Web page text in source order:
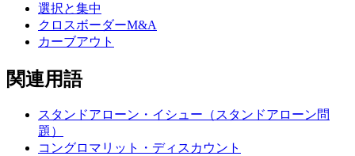
選択と集中
クロスボーダーM&A
カーブアウト
関連用語
スタンドアローン・イシュー（スタンドアローン問
題）
コングロマリット・ディスカウント